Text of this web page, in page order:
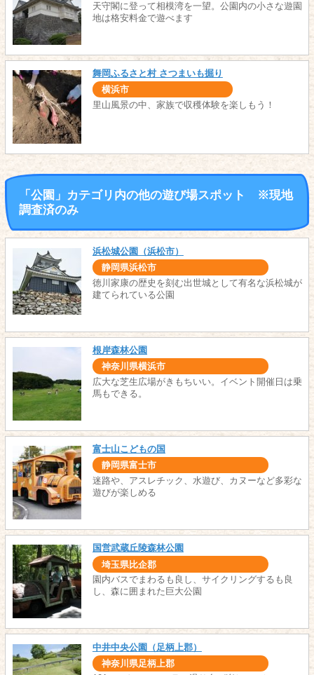
天守閣に登って相模湾を一望。公園内の小さな遊園
地は格安料金で遊べます
舞岡ふるさと村 さつまいも掘り
横浜市
里山風景の中、家族で収穫体験を楽しもう！
「公園」カテゴリ内の他の遊び場スポット ※現地
調査済のみ
浜松城公園（浜松市）
静岡県浜松市
徳川家康の歴史を刻む出世城として有名な浜松城が
建てられている公園
根岸森林公園
神奈川県横浜市
広大な芝生広場がきもちいい。イベント開催日は乗
馬もできる。
富士山こどもの国
静岡県富士市
迷路や、アスレチック、水遊び、カヌーなど多彩な
遊びが楽しめる
国営武蔵丘陵森林公園
埼玉県比企郡
園内バスでまわるも良し、サイクリングするも良
し、森に囲まれた巨大公園
中井中央公園（足柄上郡）
神奈川県足柄上郡